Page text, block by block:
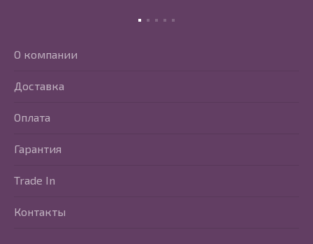
О компании
Доставка
Оплата
Гарантия
Trade In
Контакты